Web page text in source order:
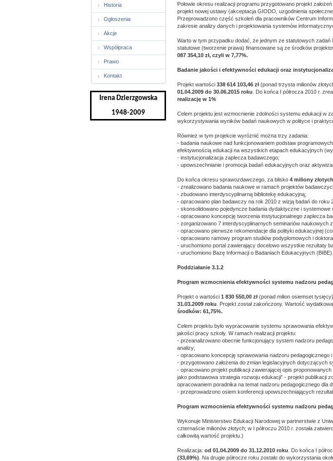
Historia
Ogłoszenia
Akcje
Współpraca
Prawo
Kontakt
Irena Dzierzgowska
1948-2009
Połowie okresu realizacji programu przygotowano projekt
projekt nowej ustawy (akceptacja GIODO, uzgodnienia
Przeprowadzono część szkoleń dla pracowników Centrum
zakresie analizy danych i projektowania systemów
Warto w tym przypadku dodać, że jednym ze statutowych
statutowe (tworzenie prawa) finansowane są ze środków
087 354,10 zł, czyli w 7,77%.
Badanie jakości i efektywności edukacji oraz
Projekt wartości 338 614 103,46 zł (ponad trzysta milionów
01.04.2009 do 30.06.2015 roku . Do końca I półrocza 2010 r.
realizację w 1%
Celem projektu jest wzmocnienie zdolności systemu edukacji w
wykorzystywania wyników badań naukowych w polityce i
Również w tym projekcie wyróżnić można trzy zadania:
- badania naukowe nad funkcjonowaniem podstaw
efektywnością edukacji na wszystkich etapach edukacyjnych
- instytucjonalizacja zaplecza badawczego;
- upowszechnianie i promocja badań edukacyjnych oraz
Do końca okresu sprawozdawczego, za blisko 4 miliony
- zrealizowano badania naukowe w ramach projektów
- zbudowano interdyscyplinarną bibliotekę edukacyjną;
- opracowano plan badawczy na rok 2010 z wizją badań do roku
- skonsolidowano pojedyncze badania dydaktyczne i systemowe
- opracowano koncepcję tworzenia instytucjonalnego zaplecza
- zorganizowano 7 interdyscyplinarnych seminariów naukowych z
- opracowano pierwsze rekomendacje dla polityki edukacyjnej
- opracowano ramowy program studiów podyplomowych i
- uruchomiono portal zawierający docelowo wszystkie rezultaty
- uruchomiono Bazę Informacji o Badaniach Edukacyjnych (BIBE).
Poddziałanie 3.1.2
Program wzmocnienia efektywności systemu nadzoru
Projekt o wartości 1 830 550,00 zł (ponad milion osiemset
31.03.2009 roku . Projekt został zakończony. Wartość
środków: 61,75%.
Celem projektu było wypracowanie systemu sprawowania
jakości pracy szkoły. W ramach realizacji projektu:
- przeanalizowano obecnie funkcjonujący system nadzoru
analizy;
- opracowano koncepcję sprawowania nadzoru pedagogicznego
- przygotowano założenia do zmian legislacyjnych dotyczących
- opracowano projekt publikacji zawierającej opis
jako podstawowa strategia rozwoju edukacji” - projekt publikacji
opracowaniem poradnika na temat nadzoru pedagogicznego dla
- przeprowadzono osiem konferencji upowszechniających
Program wzmocnienia efektywności systemu nadzoru
Wykonuje Ministerstwo Edukacji Narodowej w partnerstwie z
czternaście milionów złotych; w I półroczu 2010 r. została
całkowitą wartość projektu.)
Realizacja: od 01.04.2009 do 31.12.2010 roku . Do końca I
(33,69%) . Na drugie półrocze roku zostało do wykorzystania